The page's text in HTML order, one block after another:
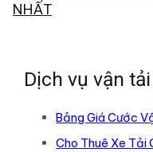
NHẤT
Dịch vụ vận tải
Bảng Giá Cước
Cho Thuê Xe Tải